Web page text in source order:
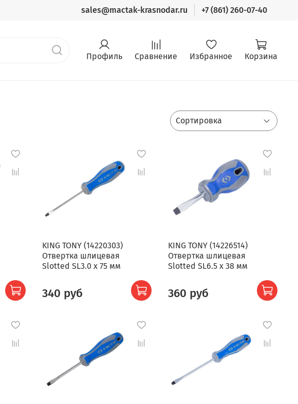
sales@mactak-krasnodar.ru +7 (861) 260-07-40
Профиль Сравнение Избранное Корзина
KING TONY (14220303)
Отвертка шлицевая
Slotted SL3.0 x 75 мм
340 руб
KING TONY (14226514)
Отвертка шлицевая
Slotted SL6.5 x 38 мм
360 руб